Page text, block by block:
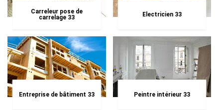
Carreleur pose de
carrelage 33
Electricien 33
Entreprise de bâtiment 33 Peintre intérieur 33